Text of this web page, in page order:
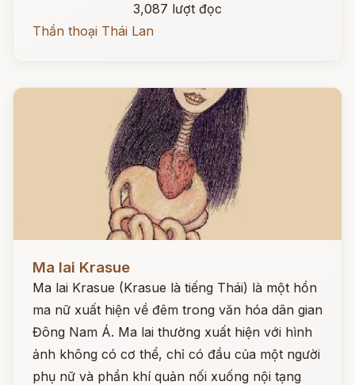
3,087 lượt đọc
Thần thoại Thái Lan
Ma lai Krasue
Ma lai Krasue (Krasue là tiếng Thái) là một hồn
ma nữ xuất hiện về đêm trong văn hóa dân gian
Đông Nam Á. Ma lai thường xuất hiện với hình
ảnh không có cơ thể, chỉ có đầu của một người
phụ nữ và phần khí quản nối xuống nội tạng